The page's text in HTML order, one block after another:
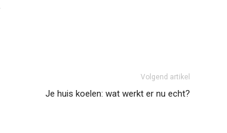
Volgend artikel
Je huis koelen: wat werkt er nu echt?